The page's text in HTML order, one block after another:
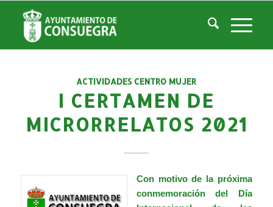
Listado de la categoría: Servicios Sociales
Usted está aquí: Inicio / Noticias Servicios Sociales
ACTIVIDADES CENTRO MUJER
I CERTAMEN DE
MICRORRELATOS 2021
Con motivo de la próxima
conmemoración del Día